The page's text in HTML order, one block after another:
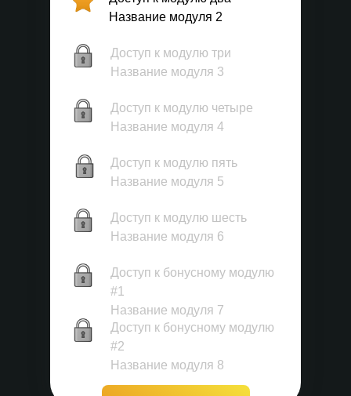
Название модуля 2
Доступ к модулю три
Название модуля 3
Доступ к модулю четыре
Название модуля 4
Доступ к модулю пять
Название модуля 5
Доступ к модулю шесть
Название модуля 6
Доступ к бонусному модулю
#1
Название модуля 7
Доступ к бонусному модулю
#2
Название модуля 8